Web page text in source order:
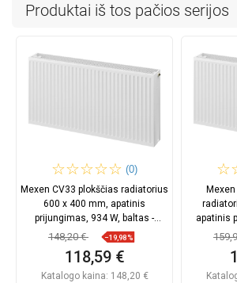
Produktai iš tos pačios serijos
(0)
Mexen CV33 plokščias radiatorius
600 x 400 mm, apatinis
prijungimas, 934 W, baltas -
W633-060-040-00
148,20 € −19,98%
118,59 €
Katalogo kaina: 148,20 €
apatinis
baltas